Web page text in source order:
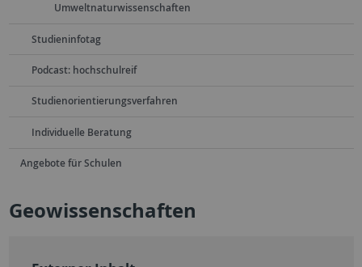
Umweltnaturwissenschaften
Studieninfotag
Podcast: hochschulreif
Studienorientierungsverfahren
Individuelle Beratung
Angebote für Schulen
Geowissenschaften